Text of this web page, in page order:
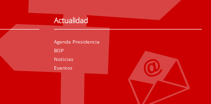
Actualidad
Agenda Presidencia
BOP
Noticias
Eventos